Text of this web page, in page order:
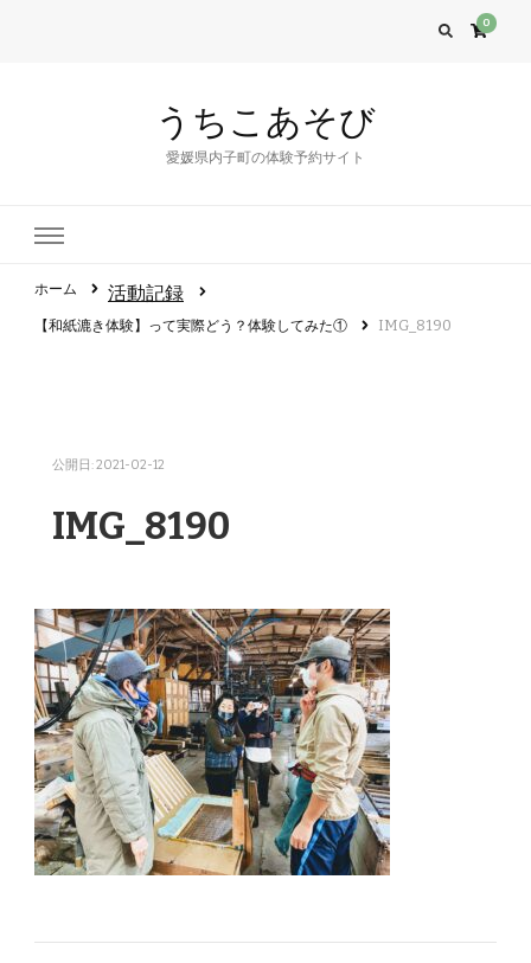
0
うちこあそび
愛媛県内子町の体験予約サイト
ホーム 活動記録
【和紙漉き体験】って実際どう？体験してみた① IMG_8190
公開日:2021-02-12
IMG_8190